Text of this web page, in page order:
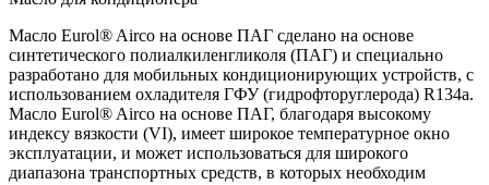
Масло Eurol® Airco на основе ПАГ сделано на основе
синтетического полиалкиленгликоля (ПАГ) и специально
разработано для мобильных кондиционирующих устройств, с
использованием охладителя ГФУ (гидрофторуглерода) R134a.
Масло Eurol® Airco на основе ПАГ, благодаря высокому
индексу вязкости (VI), имеет широкое температурное окно
эксплуатации, и может использоваться для широкого
диапазона транспортных средств, в которых необходим